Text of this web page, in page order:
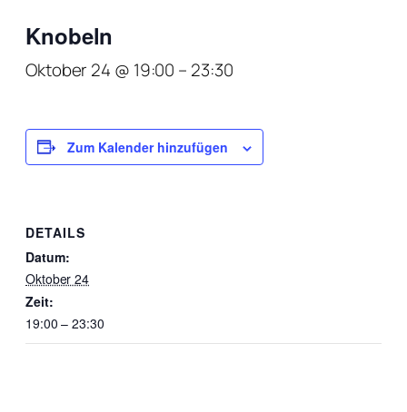
Knobeln
Oktober 24 @ 19:00 – 23:30
Zum Kalender hinzufügen
DETAILS
Datum:
Oktober 24
Zeit:
19:00 – 23:30